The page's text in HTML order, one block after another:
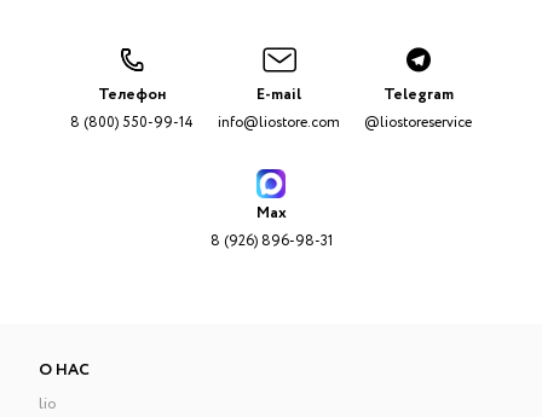
Телефон
8 (800) 550-99-14
E-mail
info@liostore.com
Telegram
@liostoreservice
Max
8 (926) 896-98-31
О НАС
lio